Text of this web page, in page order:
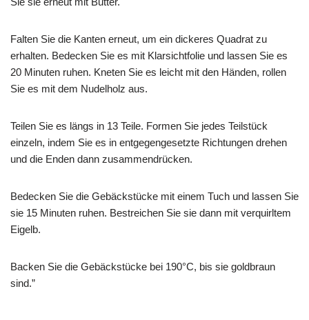
Falten Sie die Kanten erneut, um ein dickeres Quadrat zu
erhalten. Bedecken Sie es mit Klarsichtfolie und lassen Sie es
20 Minuten ruhen. Kneten Sie es leicht mit den Händen, rollen
Sie es mit dem Nudelholz aus.
Teilen Sie es längs in 13 Teile. Formen Sie jedes Teilstück
einzeln, indem Sie es in entgegengesetzte Richtungen drehen
und die Enden dann zusammendrücken.
Bedecken Sie die Gebäckstücke mit einem Tuch und lassen Sie
sie 15 Minuten ruhen. Bestreichen Sie sie dann mit verquirltem
Eigelb.
Backen Sie die Gebäckstücke bei 190°C, bis sie goldbraun
sind.”